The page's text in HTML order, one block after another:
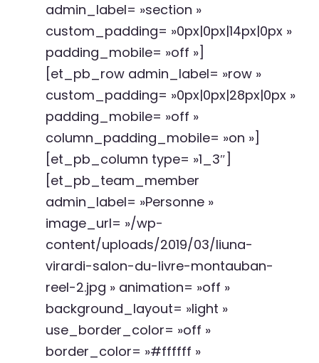
admin_label= »section »
custom_padding= »0px|0px|14px|0px »
padding_mobile= »off »]
[et_pb_row admin_label= »row »
custom_padding= »0px|0px|28px|0px »
padding_mobile= »off »
column_padding_mobile= »on »]
[et_pb_column type= »1_3″]
[et_pb_team_member
admin_label= »Personne »
image_url= »/wp-
content/uploads/2019/03/liuna-
virardi-salon-du-livre-montauban-
reel-2.jpg » animation= »off »
background_layout= »light »
use_border_color= »off »
border_color= »#ffffff »